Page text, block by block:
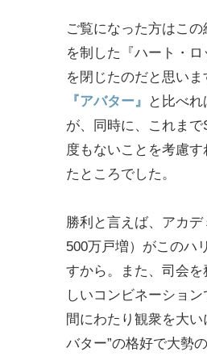
ご覧になった方はこ
を制した『ハート・
を閉じたのだと思い
『アバター』
と比べ
が、同時に、これま
度もないことを考慮
たところでした。
勝利と言えば、アカ
500万戸増）がこのハ
すから。また、司会
しいコンビネーショ
間にわたり観衆を大
バター”の格好で大勢